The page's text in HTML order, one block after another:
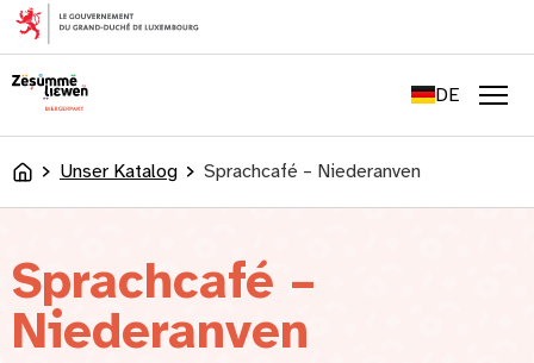
springen
DE
LU
AccueilUnser Katalog Sprachcafé – Niederanven
Sprachcafé –
Niederanven